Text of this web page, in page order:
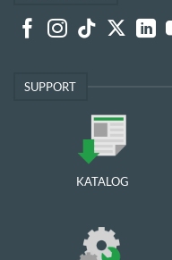
SUPPORT
KATALOG